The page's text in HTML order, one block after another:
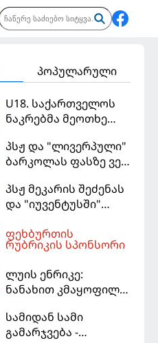
პოპულარული
U18. საქართველოს
ნაკრებმა მეოთხე
ერთპიროვნული
ლიდერი გახდა
პსჟ და "ლივერპული"
ბარკოლას ფასზე ვერ
პსჟ მეკარის შეძენას
და "იუვენტუსში"
აპირებს
ფეხბურთის
რუბრიკის სპონსორი
ლუის ენრიკე:
ნანახით კმაყოფილი
არის, რომელიც
გვინდოდა
სამიდან სამი
გამარჯვება -